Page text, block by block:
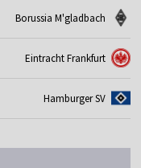
Borussia M'gladbach
Eintracht Frankfurt
Hamburger SV